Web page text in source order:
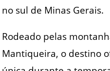
no sul de Minas Gerais.
Rodeado pelas
Mantiqueira, o destino